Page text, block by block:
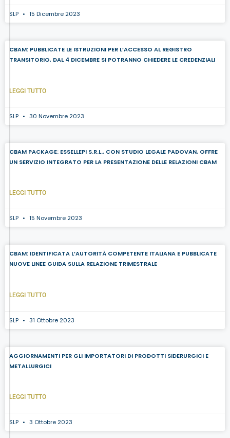
SLP 15 Dicembre 2023
CBAM: PUBBLICATE LE ISTRUZIONI PER L’ACCESSO AL REGISTRO
TRANSITORIO, DAL 4 DICEMBRE SI POTRANNO CHIEDERE LE CREDENZIALI
LEGGI TUTTO
SLP 30 Novembre 2023
CBAM PACKAGE: ESSELLEPI S.R.L., CON STUDIO LEGALE PADOVAN, OFFRE
UN SERVIZIO INTEGRATO PER LA PRESENTAZIONE DELLE RELAZIONI CBAM
LEGGI TUTTO
SLP 15 Novembre 2023
CBAM: IDENTIFICATA L’AUTORITÀ COMPETENTE ITALIANA E PUBBLICATE
NUOVE LINEE GUIDA SULLA RELAZIONE TRIMESTRALE
LEGGI TUTTO
SLP 31 Ottobre 2023
AGGIORNAMENTI PER GLI IMPORTATORI DI PRODOTTI SIDERURGICI E
METALLURGICI
LEGGI TUTTO
SLP 3 Ottobre 2023